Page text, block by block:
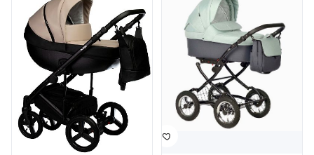
● в наличии ● в наличии